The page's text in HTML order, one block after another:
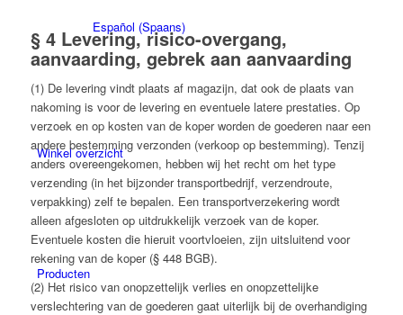
Español (Spaans)
Winkel overzicht
Producten
§ 4 Levering, risico-overgang,
aanvaarding, gebrek aan aanvaarding
(1) De levering vindt plaats af magazijn, dat ook de plaats van
nakoming is voor de levering en eventuele latere prestaties. Op
verzoek en op kosten van de koper worden de goederen naar een
andere bestemming verzonden (verkoop op bestemming). Tenzij
anders overeengekomen, hebben wij het recht om het type
verzending (in het bijzonder transportbedrijf, verzendroute,
verpakking) zelf te bepalen. Een transportverzekering wordt
alleen afgesloten op uitdrukkelijk verzoek van de koper.
Eventuele kosten die hieruit voortvloeien, zijn uitsluitend voor
rekening van de koper (§ 448 BGB).
(2) Het risico van onopzettelijk verlies en onopzettelijke
verslechtering van de goederen gaat uiterlijk bij de overhandiging